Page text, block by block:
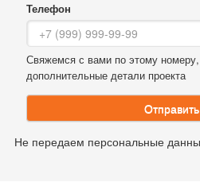
Телефон
Свяжемся с вами по этому номеру,
дополнительные детали проекта
Отправить
Не передаем персональные